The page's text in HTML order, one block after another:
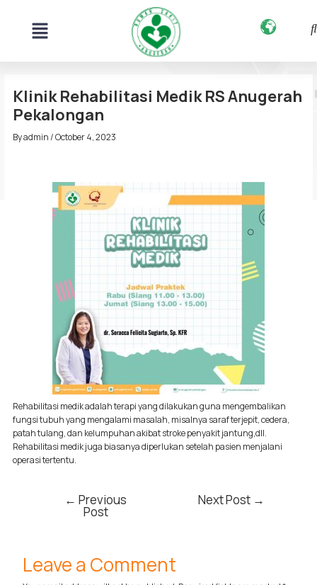
Menu
Klinik Rehabilitasi Medik RS Anugerah
Pekalongan
Byadmin/October 4, 2023
Rehabilitasi medik adalah terapi yang dilakukan guna mengembalikan
fungsi tubuh yang mengalami masalah, misalnya saraf terjepit, cedera,
patah tulang, dan kelumpuhan akibat stroke penyakit jantung,dll.
Rehabilitasi medik juga biasanya diperlukan setelah pasien menjalani
operasi tertentu.
← Previous
Post
Next Post →
Leave a Comment